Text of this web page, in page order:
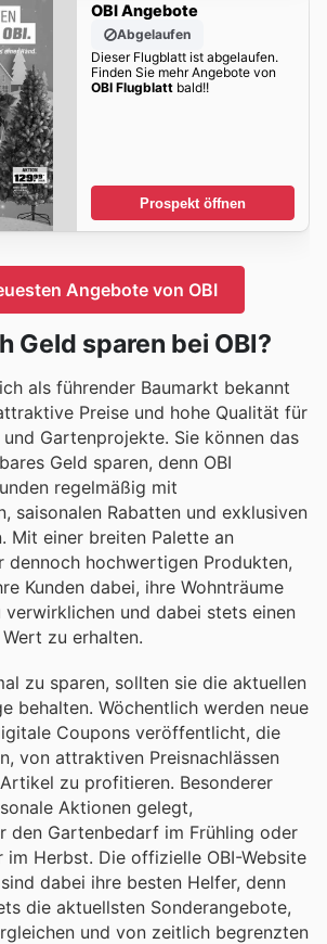
OBI Angebote
Abgelaufen
Dieser Flugblatt ist abgelaufen.
Finden Sie mehr Angebote von
OBI Flugblattbald!!
Prospekt öffnen
Angebote von OBI
Geld sparen bei OBI?
als führender Baumarkt bekannt
Preise und hohe Qualität für
Gartenprojekte. Sie können das
Geld sparen, denn OBI
regelmäßig mit
saisonalen Rabatten und exklusiven
Mit einer breiten Palette an
dennoch hochwertigen Produkten,
Kunden dabei, ihre Wohnträume
und dabei stets einen
zu erhalten.
zu sparen, sollten sie die aktuellen
behalten. Wöchentlich werden neue
Coupons veröffentlicht, die
von attraktiven Preisnachlässen
zu profitieren. Besonderer
Aktionen gelegt,
den Gartenbedarf im Frühling oder
im Herbst. Die offizielle OBI-Website
dabei ihre besten Helfer, denn
die aktuellsten Sonderangebote,
und von zeitlich begrenzten